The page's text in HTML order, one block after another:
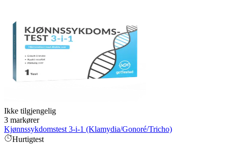
Ikke tilgjengelig
3 markører
Kjønnssykdomstest 3-i-1 (Klamydia/Gonoré/Tricho)
Hurtigtest